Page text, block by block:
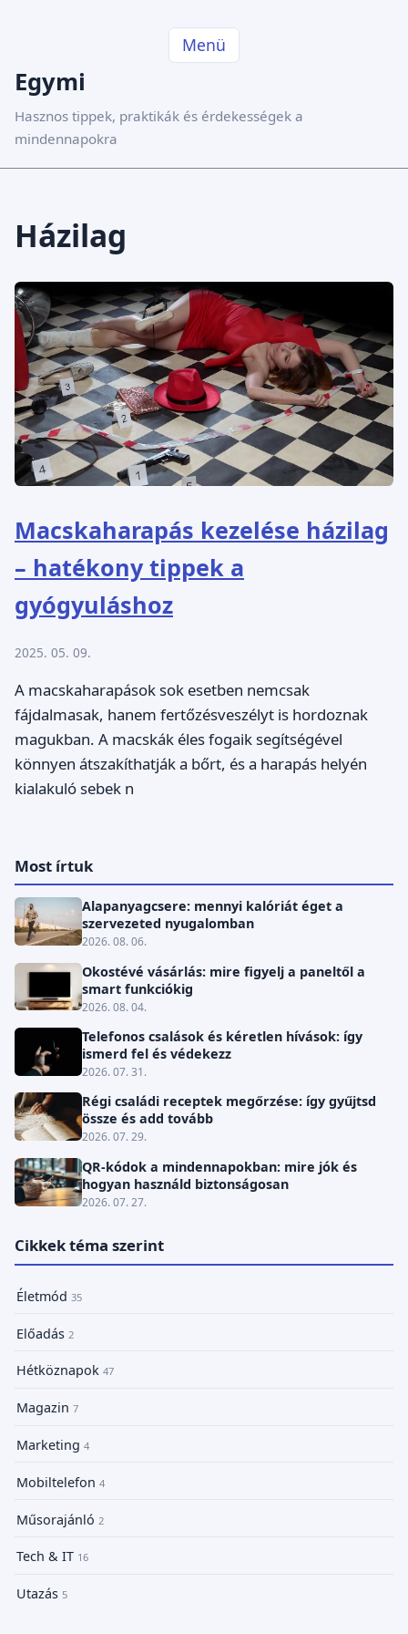
Menü
Egymi
Hasznos tippek, praktikák és érdekességek a
mindennapokra
Házilag
Macskaharapás kezelése házilag
– hatékony tippek a
gyógyuláshoz
2025. 05. 09.
A macskaharapások sok esetben nemcsak
fájdalmasak, hanem fertőzésveszélyt is hordoznak
magukban. A macskák éles fogaik segítségével
könnyen átszakíthatják a bőrt, és a harapás helyén
kialakuló sebek n
Most írtuk
Alapanyagcsere: mennyi kalóriát éget a
szervezeted nyugalomban
2026. 08. 06.
Okostévé vásárlás: mire figyelj a paneltől a
smart funkciókig
2026. 08. 04.
Telefonos csalások és kéretlen hívások: így
ismerd fel és védekezz
2026. 07. 31.
Régi családi receptek megőrzése: így gyűjtsd
össze és add tovább
2026. 07. 29.
QR-kódok a mindennapokban: mire jók és
hogyan használd biztonságosan
2026. 07. 27.
Cikkek téma szerint
Életmód 35
Előadás 2
Hétköznapok 47
Magazin 7
Marketing 4
Mobiltelefon 4
Műsorajánló 2
Tech & IT 16
Utazás 5